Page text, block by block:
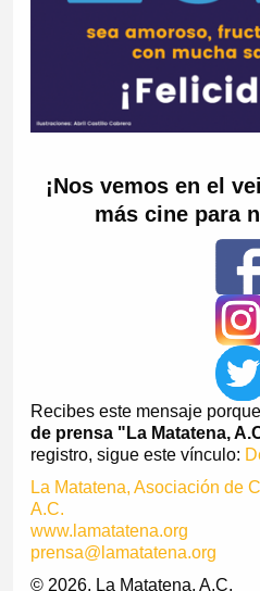
¡Nos vemos en el
más cine para
Recibes este mensaje
de prensa "La Matatena,
registro, sigue este vínculo:
La Matatena, Asociación de
A.C.
www.lamatatena.org
prensa@lamatatena.org
© 2026, La Matatena, A.C.